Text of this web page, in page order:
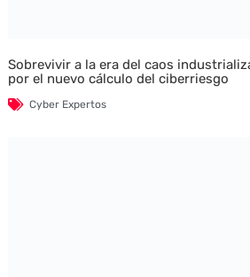
Sobrevivir a la era del caos
por el nuevo cálculo del ciberriesgo
Cyber Expertos